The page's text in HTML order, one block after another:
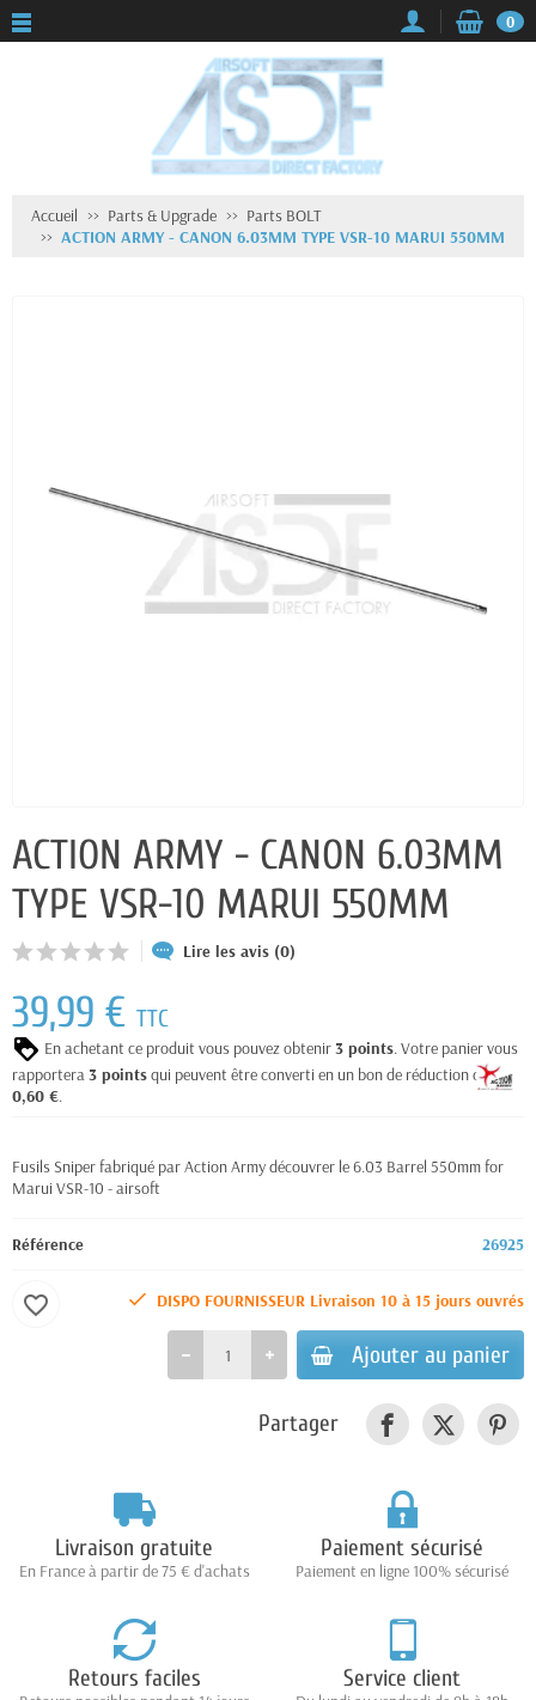
0
Accueil Parts & Upgrade
Parts BOLT
ACTION ARMY - CANON 6.03MM TYPE VSR-10 MARUI 550MM
ACTION ARMY - CANON 6.03MM
TYPE VSR-10 MARUI 550MM
Lire les avis (0)
39,99 € TTC
En achetant ce produit vous pouvez obtenir3 points. Votre panier vous
rapportera3 pointsqui peuvent être converti en un bon de réduction de
0,60 €.
Fusils Sniper fabriqué par Action Army découvrer le 6.03 Barrel 550mm for
Marui VSR-10 - airsoft
Référence 26925
DISPO FOURNISSEUR Livraison 10 à 15 jours ouvrés
Ajouter au panier
favorite_border
Partager
Livraison gratuite
En France à partir de 75 € d'achats
Paiement sécurisé
Paiement en ligne 100% sécurisé
Retours faciles Service client